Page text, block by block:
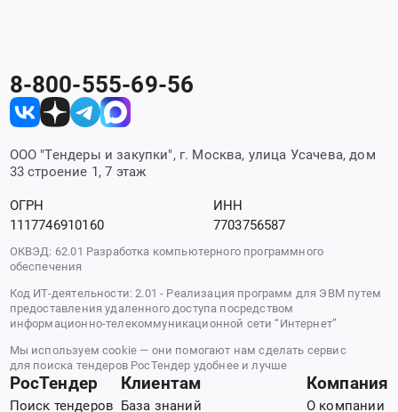
8-800-555-69-56
ООО "Тендеры и закупки", г. Москва, улица Усачева, дом
33 строение 1, 7 этаж
ОГРН
1117746910160
ИНН
7703756587
ОКВЭД: 62.01 Разработка компьютерного программного
обеспечения
Код ИТ-деятельности: 2.01 - Реализация программ для ЭВМ путем
предоставления удаленного доступа посредством
информационно-телекоммуникационной сети “Интернет”
Мы используем cookie — они помогают нам сделать сервис
для поиска тендеров РосТендер удобнее и лучше
РосТендер
Поиск тендеров
Клиентам
База знаний
Компания
О компании